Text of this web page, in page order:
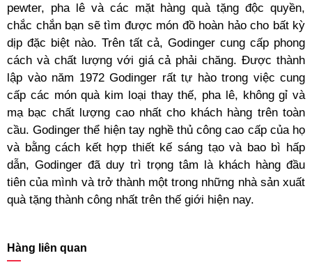
pewter, pha lê và các mặt hàng quà tặng độc quyền,
chắc chắn bạn sẽ tìm được món đồ hoàn hảo cho bất kỳ
dịp đặc biệt nào. Trên tất cả, Godinger cung cấp phong
cách và chất lượng với giá cả phải chăng. Được thành
lập vào năm 1972 Godinger rất tự hào trong việc cung
cấp các món quà kim loại thay thế, pha lê, không gỉ và
mạ bạc chất lượng cao nhất cho khách hàng trên toàn
cầu. Godinger thể hiện tay nghề thủ công cao cấp của họ
và bằng cách kết hợp thiết kế sáng tạo và bao bì hấp
dẫn, Godinger đã duy trì trọng tâm là khách hàng đầu
tiên của mình và trở thành một trong những nhà sản xuất
quà tặng thành công nhất trên thế giới hiện nay.
Hàng liên quan